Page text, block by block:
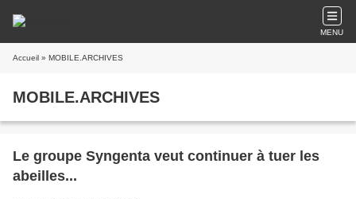
MENU
Accueil » MOBILE.ARCHIVES
MOBILE.ARCHIVES
Le groupe Syngenta veut continuer à tuer les
abeilles...